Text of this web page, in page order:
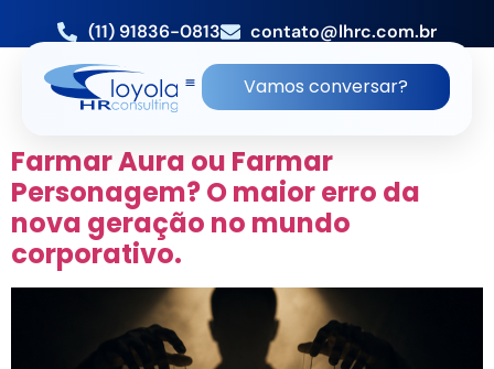
(11) 91836-0813 contato@lhrc.com.br
Vamos conversar?
TAG:RONALDO LOYOLA
PROFISSIONAL DE RH
Farmar Aura ou Farmar
Personagem? O maior erro da
nova geração no mundo
corporativo.